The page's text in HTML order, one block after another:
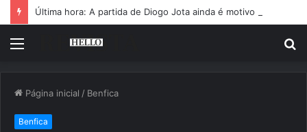
Menu
Página inicial / Benfica
Benfica